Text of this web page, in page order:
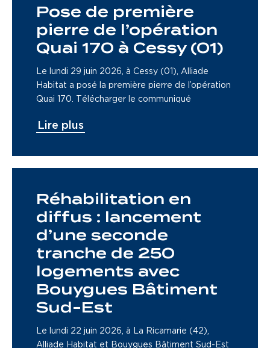
Pose de première
pierre de l’opération
Quai 170 à Cessy (01)
Le lundi 29 juin 2026, à Cessy (01), Alliade
Habitat a posé la première pierre de l’opération
Quai 170. Télécharger le communiqué
Lire plus
Réhabilitation en
diffus : lancement
d’une seconde
tranche de 250
logements avec
Bouygues Bâtiment
Sud-Est
Le lundi 22 juin 2026, à La Ricamarie (42),
Alliade Habitat et Bouygues Bâtiment Sud-Est